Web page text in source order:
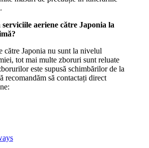
aeriene către Japonia la
către Japonia nu sunt la nivelul
tot mai multe zboruri sunt reluate
este supusă schimbărilor de la
recomandăm să contactați direct